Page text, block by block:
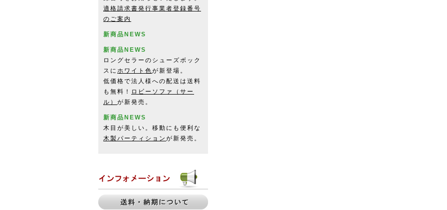
適格請求書発行事業者登録番号
のご案内
新商品NEWS
新商品NEWS
ロングセラーのシューズボック
スに ホワイト色が新登場。
低価格で法人様への配送は送料
も無料！
ロビーソファ（サー
ル） が新発売。
新商品NEWS
木目が美しい。移動にも便利な
木製パーティション が新発売。